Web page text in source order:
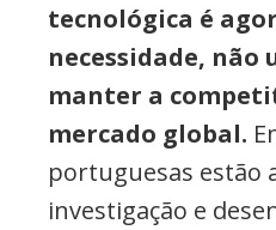
tecnológica é
necessidade, não
manter a
mercado global.
portuguesas estão
investigação e